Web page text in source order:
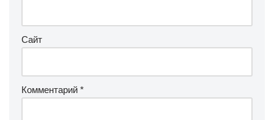
Сайт
Комментарий *